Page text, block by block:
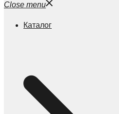
Close menu
Каталог